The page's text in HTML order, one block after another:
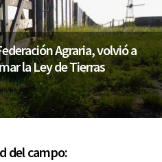
Agraria, volvió a
la Ley de Tierras
del campo: